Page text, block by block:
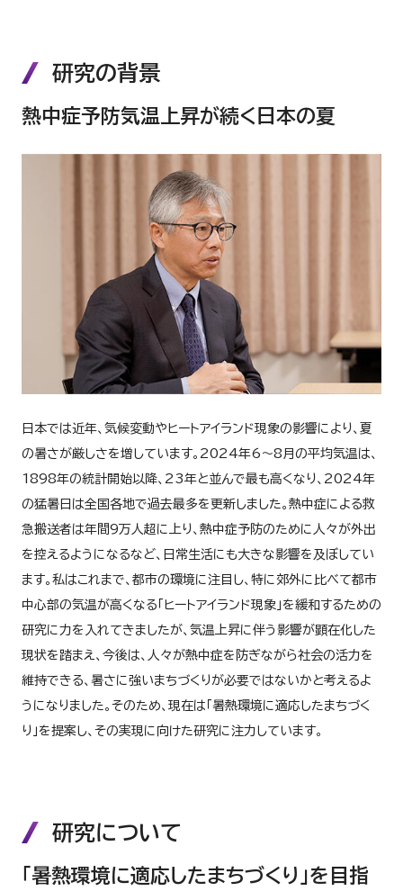
研究の背景
熱中症予防気温上昇が続く日本の夏
日本では近年、気候変動やヒートアイランド現象の影響により、夏
の暑さが厳しさを増しています。2024年6～8月の平均気温は、
1898年の統計開始以降、23年と並んで最も高くなり、2024年
の猛暑日は全国各地で過去最多を更新しました。熱中症による救
急搬送者は年間9万人超に上り、熱中症予防のために人々が外出
を控えるようになるなど、日常生活にも大きな影響を及ぼしてい
ます。私はこれまで、都市の環境に注目し、特に郊外に比べて都市
中心部の気温が高くなる「ヒートアイランド現象」を緩和するための
研究に力を入れてきましたが、気温上昇に伴う影響が顕在化した
現状を踏まえ、今後は、人々が熱中症を防ぎながら社会の活力を
維持できる、暑さに強いまちづくりが必要ではないかと考えるよ
うになりました。そのため、現在は「暑熱環境に適応したまちづく
り」を提案し、その実現に向けた研究に注力しています。
研究について
「暑熱環境に適応したまちづくり」を目指